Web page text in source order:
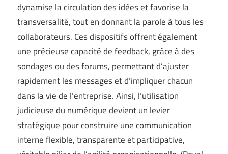
dynamise la circulation des idées et favorise la
transversalité, tout en donnant la parole à tous les
collaborateurs. Ces dispositifs offrent également
une précieuse capacité de feedback, grâce à des
sondages ou des forums, permettant d’ajuster
rapidement les messages et d’impliquer chacun
dans la vie de l’entreprise. Ainsi, l’utilisation
judicieuse du numérique devient un levier
stratégique pour construire une communication
interne flexible, transparente et participative,